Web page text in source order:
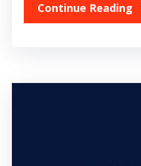
Continue Reading